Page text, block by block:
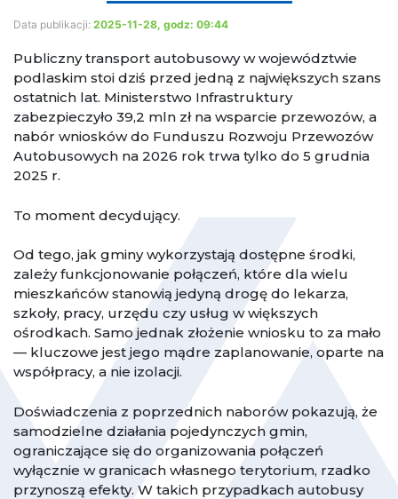
Data publikacji: 2025-11-28, godz: 09:44
Publiczny transport autobusowy w województwie
podlaskim stoi dziś przed jedną z największych szans
ostatnich lat. Ministerstwo Infrastruktury
zabezpieczyło 39,2 mln zł na wsparcie przewozów, a
nabór wniosków do Funduszu Rozwoju Przewozów
Autobusowych na 2026 rok trwa tylko do 5 grudnia
2025 r.
To moment decydujący.
Od tego, jak gminy wykorzystają dostępne środki,
zależy funkcjonowanie połączeń, które dla wielu
mieszkańców stanowią jedyną drogę do lekarza,
szkoły, pracy, urzędu czy usług w większych
ośrodkach. Samo jednak złożenie wniosku to za mało
— kluczowe jest jego mądre zaplanowanie, oparte na
współpracy, a nie izolacji.
Doświadczenia z poprzednich naborów pokazują, że
samodzielne działania pojedynczych gmin,
ograniczające się do organizowania połączeń
wyłącznie w granicach własnego terytorium, rzadko
przynoszą efekty. W takich przypadkach autobusy